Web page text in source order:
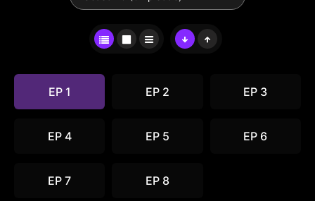
EP 1 EP 2 EP 3
EP 4 EP 5 EP 6
EP 7 EP 8